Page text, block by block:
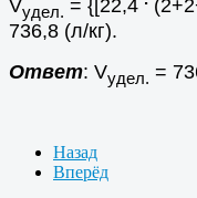
Vудел. = {[22,4
736,8 (л/кг).
Ответ: Vудел. =
Назад
Вперёд